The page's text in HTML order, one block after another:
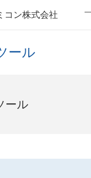
コン株式会社
ール
ール